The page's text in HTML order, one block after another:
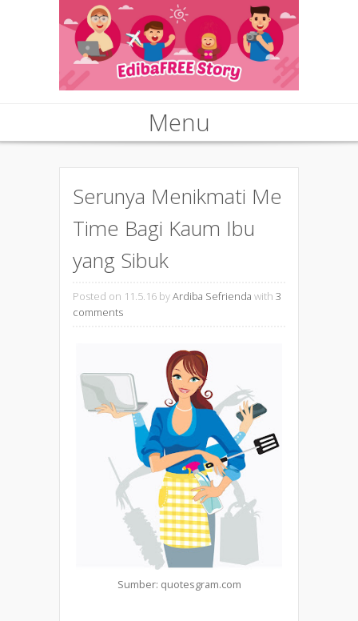
Menu
Serunya Menikmati Me
Time Bagi Kaum Ibu
yang Sibuk
Posted on 11.5.16 byArdiba Sefrienda with 3
comments
Sumber: quotesgram.com